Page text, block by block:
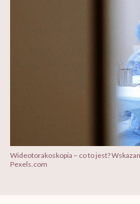
Wideotorakoskopia – co to jest?
Pexels.com